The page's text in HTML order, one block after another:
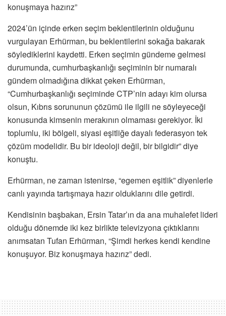
konuşmaya hazırız”
2024’ün içinde erken seçim beklentilerinin olduğunu
vurgulayan Erhürman, bu beklentilerini sokağa bakarak
söylediklerini kaydetti. Erken seçimin gündeme gelmesi
durumunda, cumhurbaşkanlığı seçiminin bir numaralı
gündem olmadığına dikkat çeken Erhürman,
“Cumhurbaşkanlığı seçiminde CTP’nin adayı kim olursa
olsun, Kıbrıs sorununun çözümü ile ilgili ne söyleyeceği
konusunda kimsenin merakının olmaması gerekiyor. İki
toplumlu, iki bölgeli, siyasi eşitliğe dayalı federasyon tek
çözüm modelidir. Bu bir ideoloji değil, bir bilgidir” diye
konuştu.
Erhürman, ne zaman istenirse, “egemen eşitlik” diyenlerle
canlı yayında tartışmaya hazır olduklarını dile getirdi.
Kendisinin başbakan, Ersin Tatar’ın da ana muhalefet lideri
olduğu dönemde iki kez birlikte televizyona çıktıklarını
anımsatan Tufan Erhürman, “Şimdi herkes kendi kendine
konuşuyor. Biz konuşmaya hazırız” dedi.